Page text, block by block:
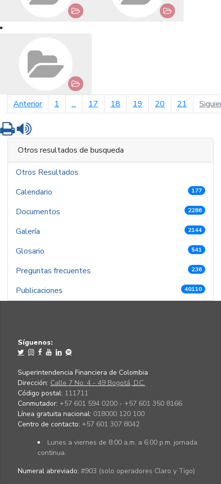
Anteriorpágina anterior
1 ... 17 18 19 20 21
Imprimir
Otros resultados de busqueda
Otros Resultados
Calendario
177
Documentos 2286
Galería 2144
Glosario 541
Preguntas frecuentes 236
Publicaciones 40110
Síguenos:
Superintendencia Financiera de Colombia
Dirección: Calle 7 No. 4 - 49 Bogotá, D.C.
Código postal: 111711
Conmutador: +57 601 594 0200 - +57 601 350 8166
Línea gratuita nacional: 018000 120 100
Centro de contacto: +57 601 307 8042
Lunes a viernes de 8:00 a.m. a 6:00 p.m. jornada
continua.
Numeral abreviado: #903 (solo operadores Claro y Tigo)